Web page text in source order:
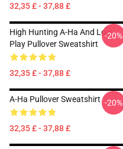
32,35 £ - 37,88 £
High Hunting A-Ha And Low
Play Pullover Sweatshirt
32,35 £ - 37,88 £
-20%
A-Ha Pullover Sweatshirt
32,35 £ - 37,88 £
-20%